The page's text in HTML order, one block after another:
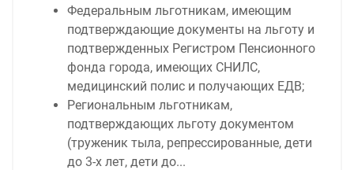
Федеральным льготникам, имеющим
подтверждающие документы на льготу и
подтвержденных Регистром Пенсионного
фонда города, имеющих СНИЛС,
медицинский полис и получающих ЕДВ;
Региональным льготникам,
подтверждающих льготу документом
(труженик тыла, репрессированные, дети
до 3-х лет, дети до...